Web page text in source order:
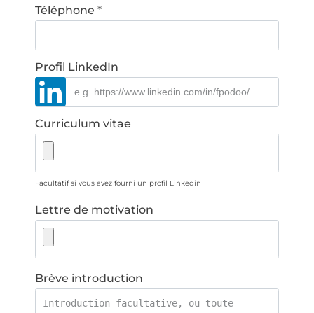
Téléphone *
Profil LinkedIn
Curriculum vitae
Facultatif si vous avez fourni un profil Linkedin
Lettre de motivation
Brève introduction